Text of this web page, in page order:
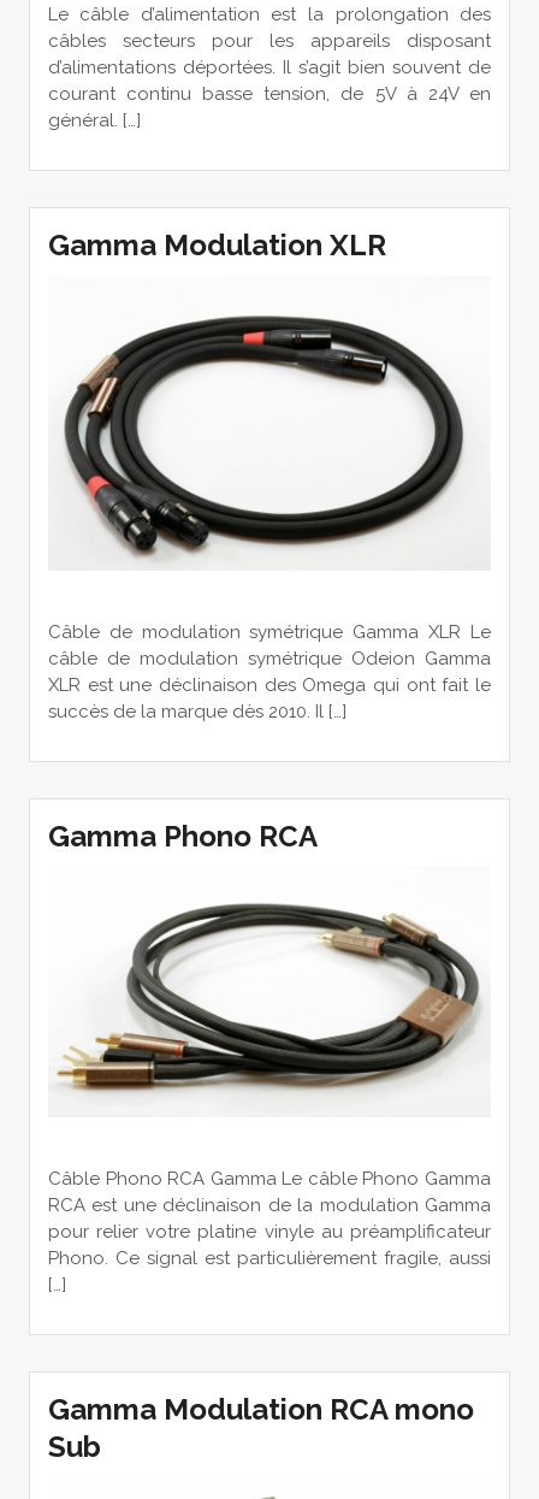
Le câble d’alimentation est la prolongation des
câbles secteurs pour les appareils disposant
d’alimentations déportées. Il s’agit bien souvent de
courant continu basse tension, de 5V à 24V en
général. […]
Gamma Modulation XLR
Câble de modulation symétrique Gamma XLR Le
câble de modulation symétrique Odeion Gamma
XLR est une déclinaison des Omega qui ont fait le
succès de la marque dès 2010. Il […]
Gamma Phono RCA
Câble Phono RCA Gamma Le câble Phono Gamma
RCA est une déclinaison de la modulation Gamma
pour relier votre platine vinyle au préamplificateur
Phono. Ce signal est particulièrement fragile, aussi
[…]
Gamma Modulation RCA mono
Sub